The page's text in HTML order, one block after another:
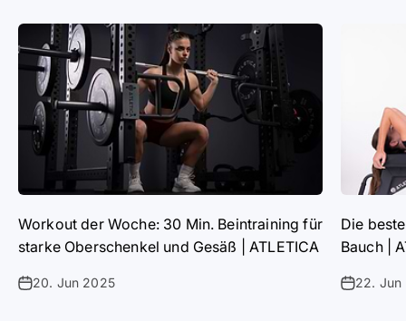
Workout der Woche: 30 Min. Beintraining für
starke Oberschenkel und Gesäß | ATLETICA
20. Jun 2025
Die
Bauch |
22. Jun